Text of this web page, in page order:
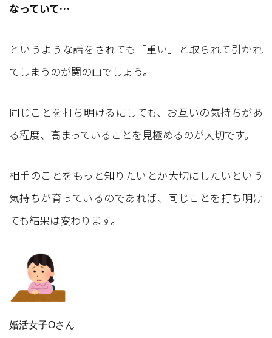
なっていて…
というような話をされても「重い」と取られて引かれ
てしまうのが関の山でしょう。
同じことを打ち明けるにしても、お互いの気持ちがあ
る程度、高まっていることを見極めるのが大切です。
相手のことをもっと知りたいとか大切にしたいという
気持ちが育っているのであれば、同じことを打ち明け
ても結果は変わります。
婚活女子Oさん